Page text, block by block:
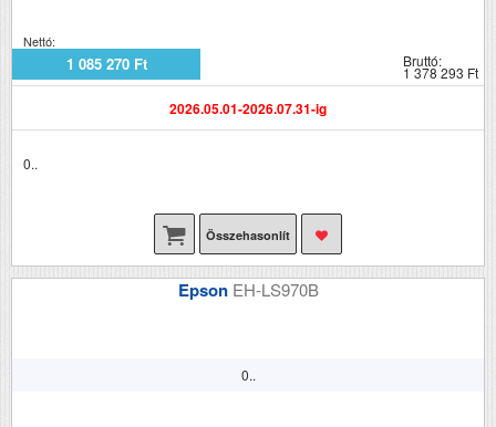
Nettó:
1 085 270 Ft Bruttó:
1 378 293 Ft
2026.05.01-2026.07.31-ig
0..
Összehasonlít
Epson EH-LS970B
0..